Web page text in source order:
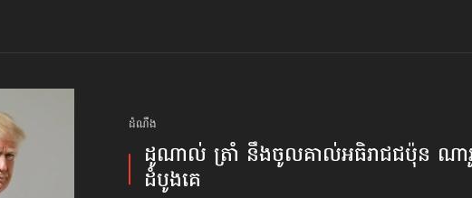
ដំណឹង
ដូណាល់ ត្រាំ នឹង​ចូលគាល់​អធិរាជជប៉ុន ណ
ដំបូងគេ